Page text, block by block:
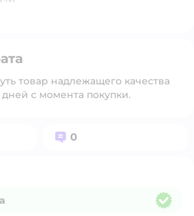
товар надлежащего качества
с момента покупки.
Вопросов:
0